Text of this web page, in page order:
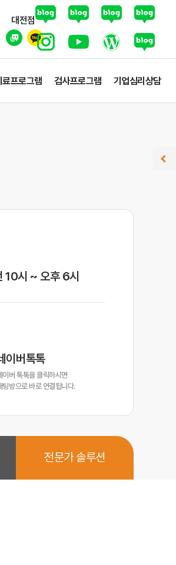
대전점
료프로그램 검사프로그램 기업심리상담
10시 ~ 오후 6시
이버톡톡
이버 톡톡을 클릭하시면
팅방으로 바로 연결됩니다.
전문가 솔루션